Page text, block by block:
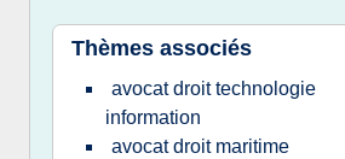
Thèmes associés
avocat droit technologie
information
avocat droit maritime